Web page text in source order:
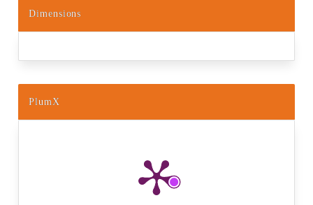
Dimensions
PlumX